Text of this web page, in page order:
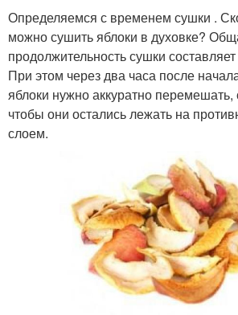
Определяемся с временем сушки .
можно сушить яблоки в духовке?
продолжительность сушки
При этом через два часа после
яблоки нужно аккуратно перемешать,
чтобы они остались лежать на
слоем.